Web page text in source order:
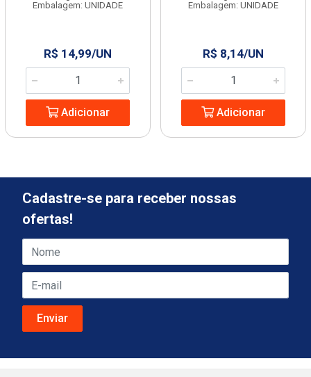
Embalagem: UNIDADE
R$ 14,99/UN
Adicionar
Embalagem: UNIDADE
R$ 8,14/UN
Adicionar
Cadastre-se para receber nossas
ofertas!